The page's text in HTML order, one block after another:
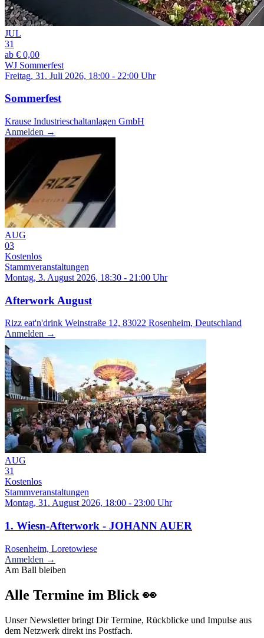
JUL
31
ab € 0,00
WJ Sommerfest
Freitag, 31. Juli 2026, 18:00 - 22:00 Uhr
Sommerfest
Krause Industrieschaltanlagen GmbH
Anmelden →
AUG
03
Kostenlos
Stammveranstaltungen
Montag, 3. August 2026, 18:30 - 21:00 Uhr
Afterwork August
Rizz eat'n'drink Weinstraße 12, 83022 Rosenheim, Deutschland
Anmelden →
AUG
31
Kostenlos
Stammveranstaltungen
Montag, 31. August 2026, 18:00 - 23:00 Uhr
1. Wiesn-Afterwork - JOHANN AUER
Rosenheim, Loretowiese
Anmelden →
Am Ball bleiben
Alle Termine im Blick 👀
Unser Newsletter bringt Dir Termine, Rückblicke und Impulse aus
dem Netzwerk direkt ins Postfach.